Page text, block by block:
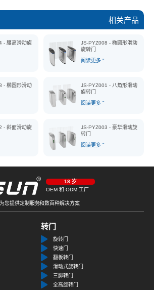
相关产品
- 腰高滑动旋
JS-PYZ008 - 椭圆形滑动
旋转门
阅读更多 "
- 椭圆形滑动
JS-PYZ001 - 八角形滑动
旋转门
阅读更多 "
- 斜面滑动旋
JS-PYZ003 - 豪华滑动旋
转门
阅读更多 "
18 岁
OEM 和 ODM 工厂
您提供定制服务和数百种解决方案
转门
旋转门
快速门
翻板转门
滑动式旋转门
三脚转门
全高旋转门